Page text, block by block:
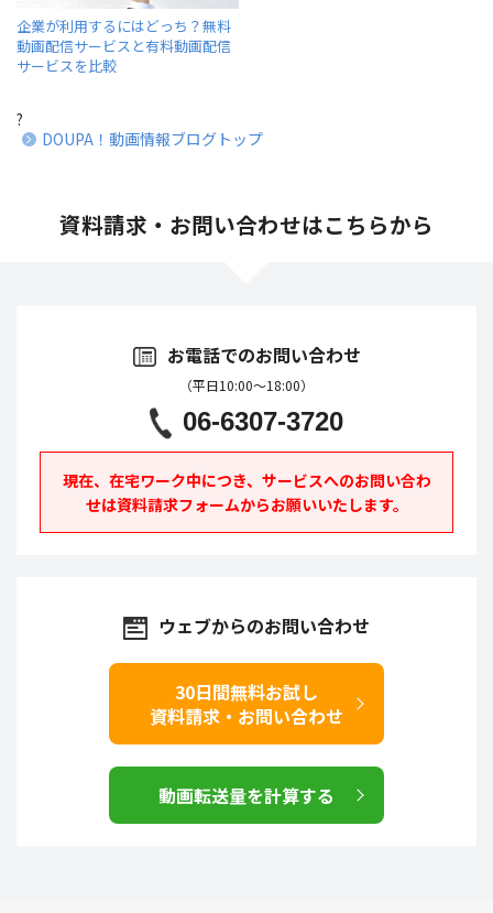
企業が利用するにはどっち？無料
動画配信サービスと有料動画配信
サービスを比較
?
DOUPA！動画情報ブログトップ
資料請求・お問い合わせはこちらから
お電話でのお問い合わせ
（平日10:00～18:00）
06-6307-3720
現在、在宅ワーク中につき、サービスへのお問い合わ
せは資料請求フォームからお願いいたします。
ウェブからのお問い合わせ
30日間無料お試し
資料請求・お問い合わせ
動画転送量を計算する